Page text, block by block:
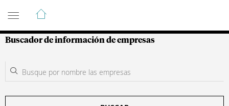
Guía de Empresas Colombianas
Buscador de información de empresas